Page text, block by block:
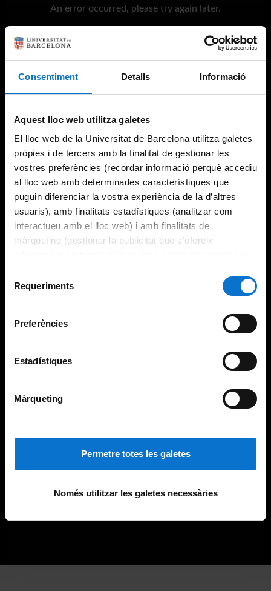
Consentiment Detalls Informació
Aquest lloc web utilitza galetes
El lloc web de la Universitat de Barcelona utilitza galetes
pròpies i de tercers amb la finalitat de gestionar les
vostres preferències (recordar informació perquè accediu
al lloc web amb determinades característiques que
puguin diferenciar la vostra experiència de la d’altres
usuaris), amb finalitats estadístiques (analitzar com
interactueu amb el lloc web) i amb finalitats de
màrqueting (gestionar la publicitat que s’ofereix
consultar laPolítica de galetes del lloc web de la
Requeriments
Preferències
Estadístiques
Màrqueting
Permetre totes les galetes
Només utilitzar les galetes necessàries
An error occurred, please try again later.
Try again